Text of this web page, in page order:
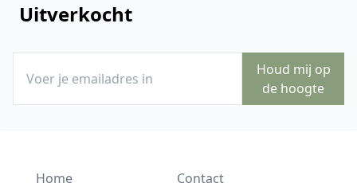
Uitverkocht
Houd mij op
de hoogte
Home
Contact